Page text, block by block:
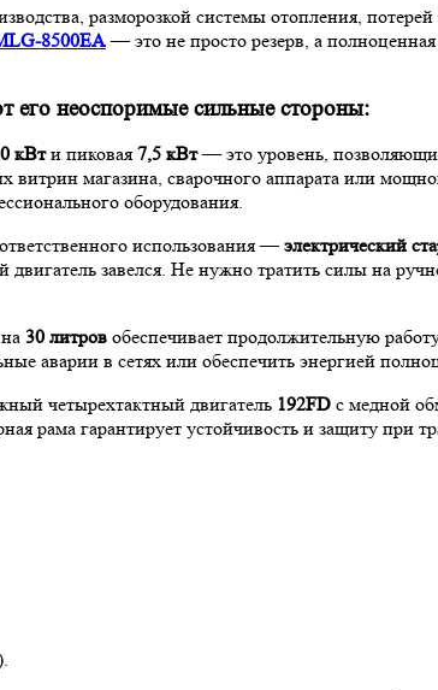
разморозкой системы отопления,
8500EA— это не просто резерв, а полноценная
его неоспоримые сильные стороны:
кВти пиковая 7,5 кВт— это уровень,
магазина, сварочного аппарата или
оборудования.
использования —электрический
завелся. Не нужно тратить силы на
30 литров обеспечивает продолжительную
аварии в сетях или обеспечить энергией
четырехтактный двигатель 192FD с медной
рама гарантирует устойчивость и защиту при